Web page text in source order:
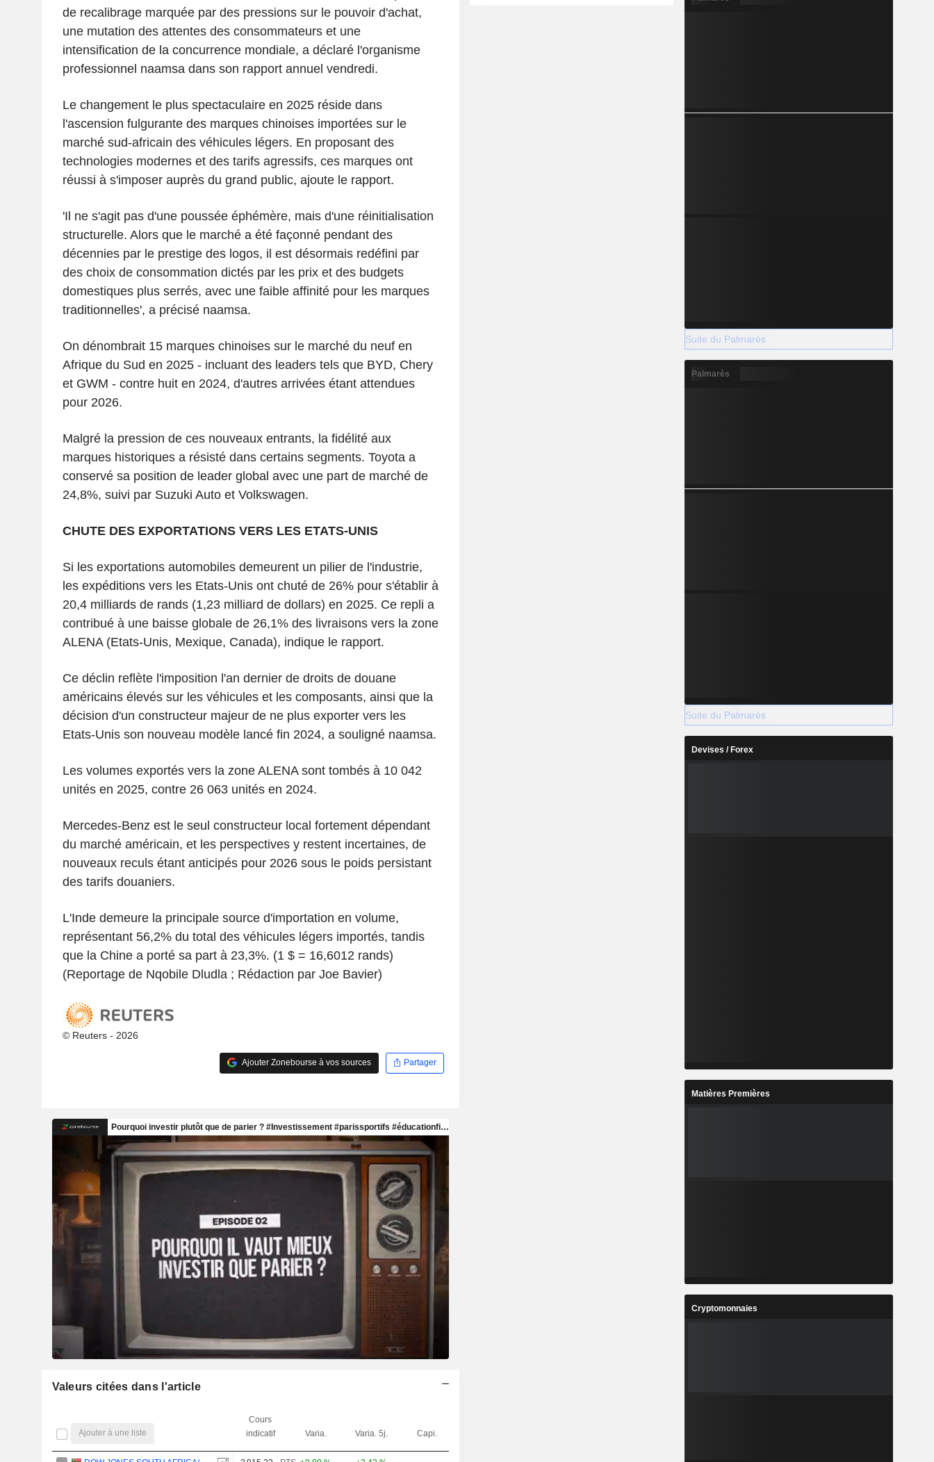
de recalibrage marquée par des pressions sur le pouvoir d'achat,
une mutation des attentes des consommateurs et une
intensification de la concurrence mondiale, a déclaré l'organisme
professionnel naamsa dans son rapport annuel vendredi.
Le changement le plus spectaculaire en 2025 réside dans
l'ascension fulgurante des marques chinoises importées sur le
marché sud-africain des véhicules légers. En proposant des
technologies modernes et des tarifs agressifs, ces marques ont
réussi à s'imposer auprès du grand public, ajoute le rapport.
'Il ne s'agit pas d'une poussée éphémère, mais d'une réinitialisation
structurelle. Alors que le marché a été façonné pendant des
décennies par le prestige des logos, il est désormais redéfini par
des choix de consommation dictés par les prix et des budgets
domestiques plus serrés, avec une faible affinité pour les marques
traditionnelles', a précisé naamsa.
On dénombrait 15 marques chinoises sur le marché du neuf en
Afrique du Sud en 2025 - incluant des leaders tels que BYD, Chery
et GWM - contre huit en 2024, d'autres arrivées étant attendues
pour 2026.
Malgré la pression de ces nouveaux entrants, la fidélité aux
marques historiques a résisté dans certains segments. Toyota a
conservé sa position de leader global avec une part de marché de
24,8%, suivi par Suzuki Auto et Volkswagen.
CHUTE DES EXPORTATIONS VERS LES ETATS-UNIS
Si les exportations automobiles demeurent un pilier de l'industrie,
les expéditions vers les Etats-Unis ont chuté de 26% pour s'établir à
20,4 milliards de rands (1,23 milliard de dollars) en 2025. Ce repli a
contribué à une baisse globale de 26,1% des livraisons vers la zone
ALENA (Etats-Unis, Mexique, Canada), indique le rapport.
Ce déclin reflète l'imposition l'an dernier de droits de douane
américains élevés sur les véhicules et les composants, ainsi que la
décision d'un constructeur majeur de ne plus exporter vers les
Etats-Unis son nouveau modèle lancé fin 2024, a souligné naamsa.
Les volumes exportés vers la zone ALENA sont tombés à 10 042
unités en 2025, contre 26 063 unités en 2024.
Mercedes-Benz est le seul constructeur local fortement dépendant
du marché américain, et les perspectives y restent incertaines, de
nouveaux reculs étant anticipés pour 2026 sous le poids persistant
des tarifs douaniers.
L'Inde demeure la principale source d'importation en volume,
représentant 56,2% du total des véhicules légers importés, tandis
que la Chine a porté sa part à 23,3%. (1 $ = 16,6012 rands)
(Reportage de Nqobile Dludla ; Rédaction par Joe Bavier)
© Reuters - 2026
Ajouter Zonebourse à vos sources Partager
Valeurs citées dans l'article
Ajouter à une liste
Cours
indicatif
Varia. Varia. 5j. Capi.
Suite du Palmarès
Palmarès
Suite du Palmarès
Devises / Forex
Matières Premières
Cryptomonnaies